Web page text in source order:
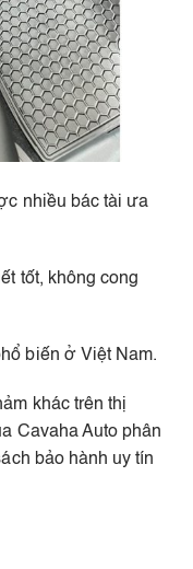
nhiều bác tài ưa
tốt, không cong
biến ở Việt Nam.
khác trên thị
Cavaha Auto phân
bảo hành uy tín